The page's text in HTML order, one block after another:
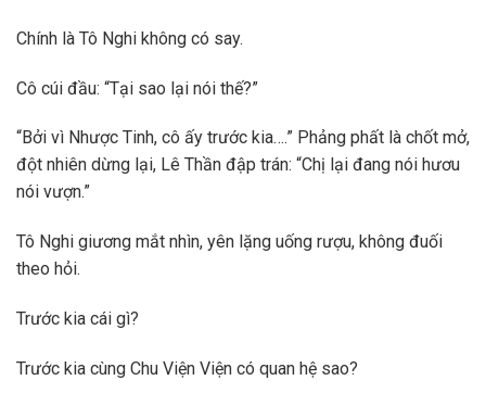
Chính là Tô Nghi không có say.
Cô cúi đầu: “Tại sao lại nói thế?”
“Bởi vì Nhược Tinh, cô ấy trước kia….” Phảng phất là chốt mở,
đột nhiên dừng lại, Lê Thần đập trán: “Chị lại đang nói hươu
nói vượn.”
Tô Nghi giương mắt nhìn, yên lặng uống rượu, không đuối
theo hỏi.
Trước kia cái gì?
Trước kia cùng Chu Viện Viện có quan hệ sao?